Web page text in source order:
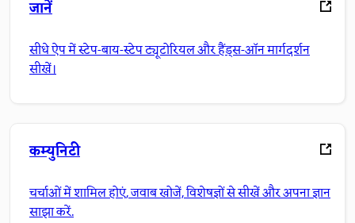
जानें
सीधे ऐप में स्टेप-बाय-स्टेप ट्यूटोरियल और हैंड्स-ऑन मार्गदर्शन
सीखें।
कम्युनिटी
चर्चाओं में शामिल होएं, जवाब खोजें, विशेषज्ञों से सीखें और अपना ज्ञान
साझा करें.